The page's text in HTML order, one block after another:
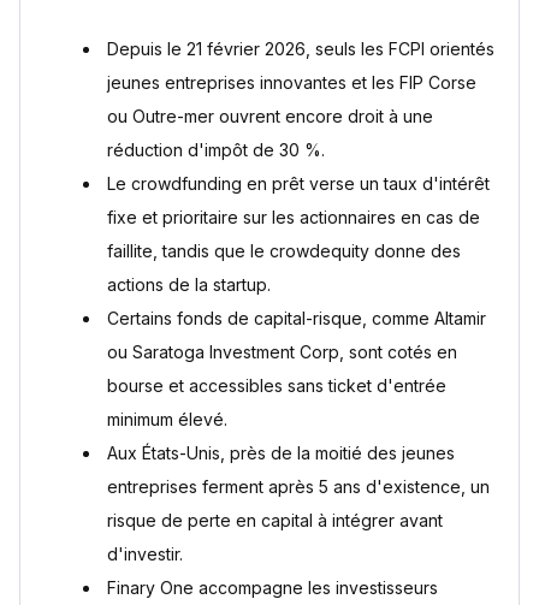
Sources
Depuis le 21 février 2026, seuls les FCPI orientés
jeunes entreprises innovantes et les FIP Corse
ou Outre-mer ouvrent encore droit à une
réduction d'impôt de 30 %.
Le crowdfunding en prêt verse un taux d'intérêt
fixe et prioritaire sur les actionnaires en cas de
faillite, tandis que le crowdequity donne des
actions de la startup.
Certains fonds de capital-risque, comme Altamir
ou Saratoga Investment Corp, sont cotés en
bourse et accessibles sans ticket d'entrée
minimum élevé.
Aux États-Unis, près de la moitié des jeunes
entreprises ferment après 5 ans d'existence, un
risque de perte en capital à intégrer avant
d'investir.
Finary One accompagne les investisseurs